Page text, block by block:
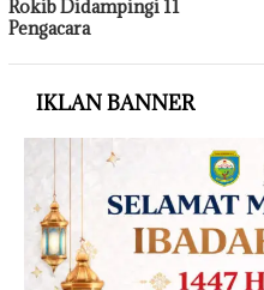
Rokib Didampingi 11
Pengacara
IKLAN BANNER